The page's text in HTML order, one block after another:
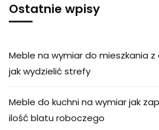
Ostatnie wpisy
Meble na wymiar do mieszkania
jak wydzielić strefy
Meble do kuchni na wymiar jak
ilość blatu roboczego